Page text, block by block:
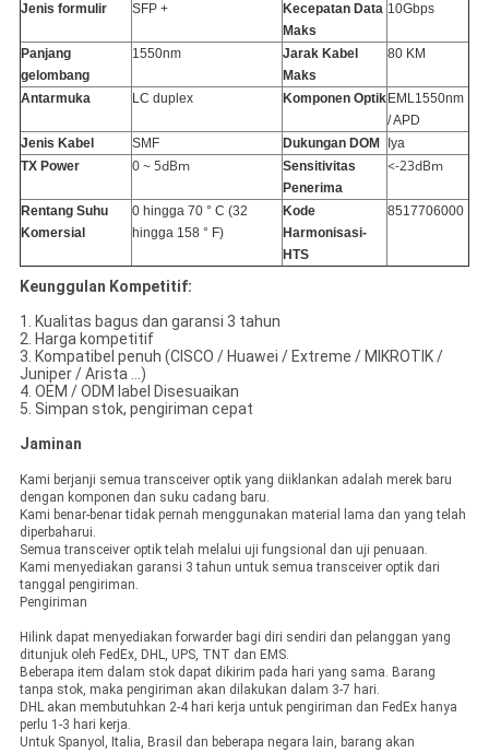
Jenis formulir
SFP +
Kecepatan Data
Maks
10Gbps
Panjang
gelombang
1550nm
Jarak Kabel
Maks
80 KM
Antarmuka LC duplex Komponen Optik EML1550nm
/ APD
Jenis Kabel
SMF Dukungan DOM
Iya
TX Power
0 ~ 5dBm
Sensitivitas
Penerima
<-23dBm
Rentang Suhu
Komersial
0 hingga 70 ° C (32
hingga 158 ° F)
Kode
Harmonisasi-
HTS
8517706000
Keunggulan Kompetitif:
1. Kualitas bagus dan garansi 3 tahun
2. Harga kompetitif
3. Kompatibel penuh (CISCO / Huawei / Extreme / MIKROTIK /
Juniper / Arista ...)
4. OEM / ODM label Disesuaikan
5. Simpan stok, pengiriman cepat
Jaminan
Kami berjanji semua transceiver optik yang diiklankan adalah merek baru
dengan komponen dan suku cadang baru.
Kami benar-benar tidak pernah menggunakan material lama dan yang telah
diperbaharui.
Semua transceiver optik telah melalui uji fungsional dan uji penuaan.
Kami menyediakan garansi 3 tahun untuk semua transceiver optik dari
tanggal pengiriman.
Pengiriman
Hilink dapat menyediakan forwarder bagi diri sendiri dan pelanggan yang
ditunjuk oleh FedEx, DHL, UPS, TNT dan EMS.
Beberapa item dalam stok dapat dikirim pada hari yang sama. Barang
tanpa stok, maka pengiriman akan dilakukan dalam 3-7 hari.
DHL akan membutuhkan 2-4 hari kerja untuk pengiriman dan FedEx hanya
perlu 1-3 hari kerja.
Untuk Spanyol, Italia, Brasil dan beberapa negara lain, barang akan